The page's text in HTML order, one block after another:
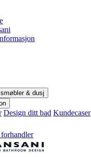
& dusj
Design ditt bad Kundecaser